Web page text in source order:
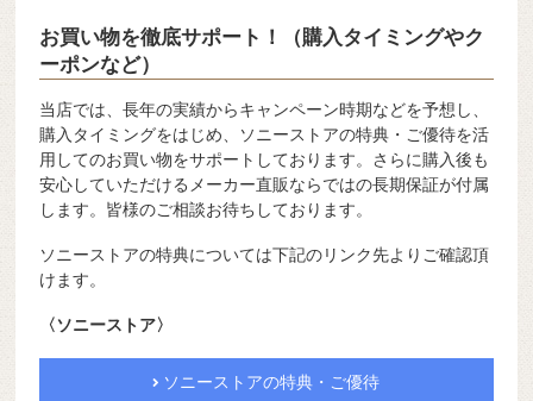
お買い物を徹底サポート！（購入タイミングやク
ーポンなど）
当店では、長年の実績からキャンペーン時期などを予想し、
購入タイミングをはじめ、ソニーストアの特典・ご優待を活
用してのお買い物をサポートしております。さらに購入後も
安心していただけるメーカー直販ならではの長期保証が付属
します。皆様のご相談お待ちしております。
ソニーストアの特典については下記のリンク先よりご確認頂
けます。
〈ソニーストア〉
ソニーストアの特典・ご優待